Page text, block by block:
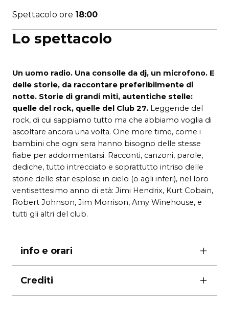
Lo spettacolo
Un uomo radio. Una consolle da dj, un microfono. E
delle storie, da raccontare preferibilmente di
notte. Storie di grandi miti, autentiche stelle:
quelle del rock, quelle del Club 27. Leggende del
rock, di cui sappiamo tutto ma che abbiamo voglia di
ascoltare ancora una volta. One more time, come i
bambini che ogni sera hanno bisogno delle stesse
fiabe per addormentarsi. Racconti, canzoni, parole,
dediche, tutto intrecciato e soprattutto intriso delle
storie delle star esplose in cielo (o agli inferi), nel loro
ventisettesimo anno di età: Jimi Hendrix, Kurt Cobain,
Robert Johnson, Jim Morrison, Amy Winehouse, e
tutti gli altri del club.
info e orari
ore 18.00
biglietti
adulti e bambini 6 €
Crediti
Spettacolo ore 18:00